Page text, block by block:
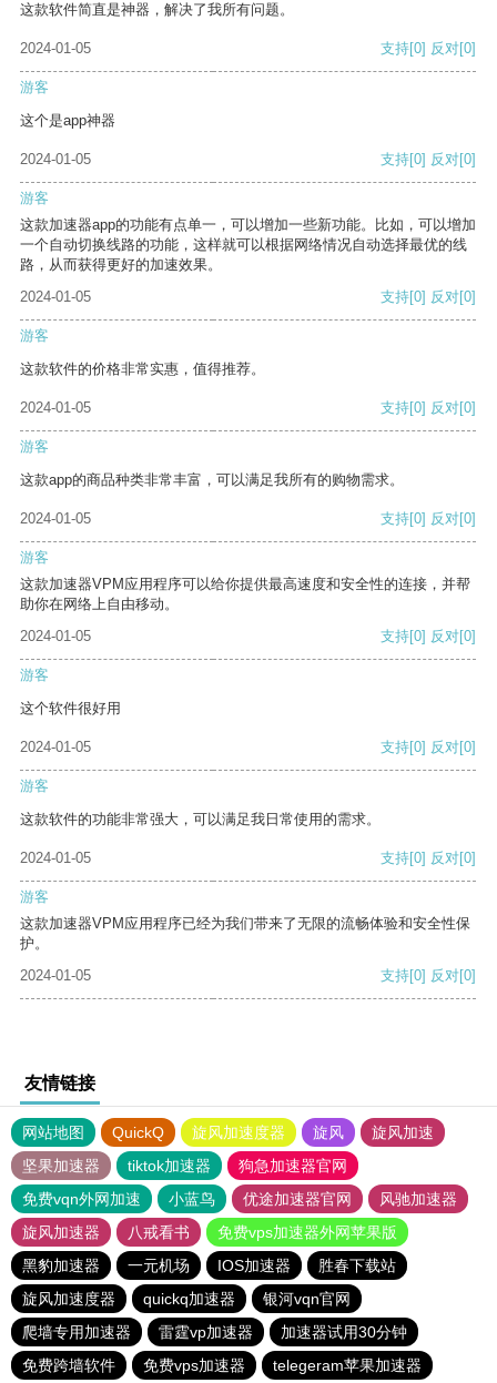
这款软件简直是神器，解决了我所有问题。
2024-01-05 支持[0] 反对[0]
游客
这个是app神器
2024-01-05 支持[0] 反对[0]
游客
这款加速器app的功能有点单一，可以增加一些新功能。比如，可以增加
一个自动切换线路的功能，这样就可以根据网络情况自动选择最优的线
路，从而获得更好的加速效果。
2024-01-05
支持[0] 反对[0]
游客
这款软件的价格非常实惠，值得推荐。
2024-01-05 支持[0] 反对[0]
游客
这款app的商品种类非常丰富，可以满足我所有的购物需求。
2024-01-05 支持[0] 反对[0]
游客
这款加速器VPM应用程序可以给你提供最高速度和安全性的连接，并帮
助你在网络上自由移动。
2024-01-05
支持[0] 反对[0]
游客
这个软件很好用
2024-01-05 支持[0] 反对[0]
游客
这款软件的功能非常强大，可以满足我日常使用的需求。
2024-01-05 支持[0] 反对[0]
游客
这款加速器VPM应用程序已经为我们带来了无限的流畅体验和安全性保
护。
2024-01-05
支持[0] 反对[0]
友情链接
网站地图 QuickQ 旋风加速度器 旋风
旋风加速
坚果加速器
tiktok加速器
狗急加速器官网
免费vqn外网加速
小蓝鸟 优途加速器官网
风驰加速器
旋风加速器
八戒看书
免费vps加速器外网苹果版
黑豹加速器
一元机场 IOS加速器
胜春下载站
旋风加速度器
quickq加速器
银河vqn官网
爬墙专用加速器
雷霆vp加速器
加速器试用30分钟
免费跨墙软件
免费vps加速器 telegeram苹果加速器